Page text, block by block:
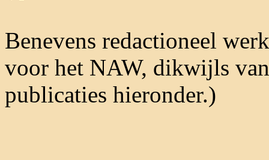
Benevens redactioneel
voor het NAW, dikwijls
publicaties hieronder.)